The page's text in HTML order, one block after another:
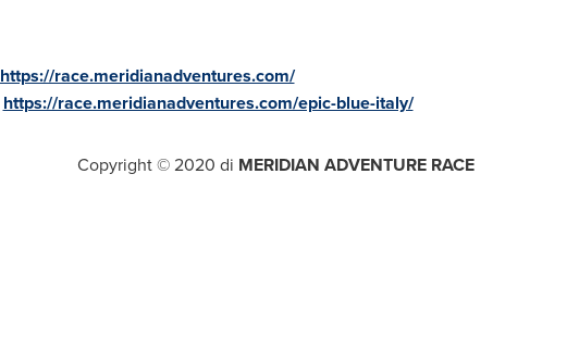
https://race.meridianadventures.com/
https://race.meridianadventures.com/epic-blue-italy/
Copyright © 2020 di MERIDIAN ADVENTURE RACE